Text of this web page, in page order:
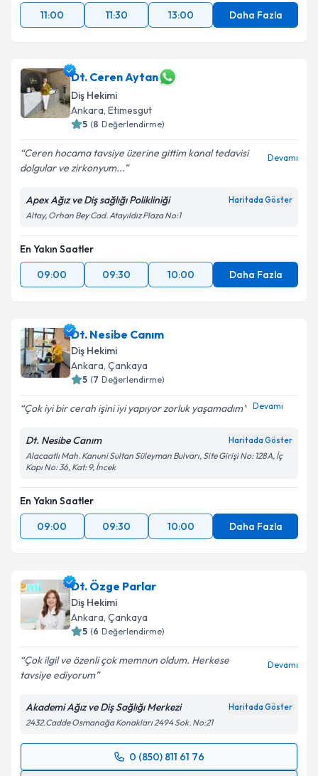
11:00
11:30 13:00 Daha Fazla
Dt. Ceren Aytan
Diş Hekimi
Ankara, Etimesgut
5 (8 Değerlendirme)
Ceren hocama tavsiye üzerine gittim kanal tedavisi
dolgular ve zirkonyum...
Devamı
Apex Ağız ve Diş sağlığı Polikliniği Haritada Göster
Altay, Orhan Bey Cad. Atayıldız Plaza No:1
En Yakın Saatler
09:00
09:30 10:00 Daha Fazla
Dt. Nesibe Canım
Diş Hekimi
Ankara, Çankaya
5 (7 Değerlendirme)
Çok iyi bir cerah işini iyi yapıyor zorluk yaşamadım Devamı
Dt. Nesibe Canım Haritada Göster
Alacaatlı Mah. Kanuni Sultan Süleyman Bulvarı, Site Girişi No: 128A, İç
Kapı No: 36, Kat: 9, İncek
En Yakın Saatler
09:00
09:30 10:00 Daha Fazla
Dt. Özge Parlar
Diş Hekimi
Ankara, Çankaya
5 (6 Değerlendirme)
Çok ilgil ve özenli çok memnun oldum. Herkese
tavsiye ediyorum
Devamı
Akademi Ağız ve Diş Sağlığı Merkezi Haritada Göster
2432.Cadde Osmanağa Konakları 2494 Sok. No:21
0 (850) 811 61 76
Randevu Takvimi Talebi